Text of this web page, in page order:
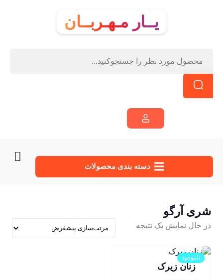
یــار مـهـربــان
دسته‌ بندی محصولات
شری آرگو
در حال نمایش یک نتیجه
ناموجود
زنان زیرک